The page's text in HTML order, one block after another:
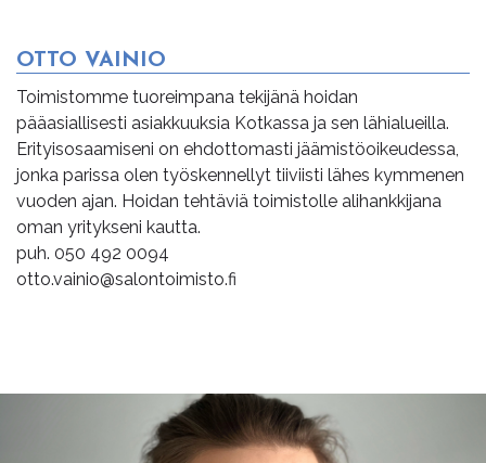
OTTO VAINIO
Toimistomme tuoreimpana tekijänä hoidan
pääasiallisesti asiakkuuksia Kotkassa ja sen lähialueilla.
Erityisosaamiseni on ehdottomasti jäämistöoikeudessa,
jonka parissa olen työskennellyt tiiviisti lähes kymmenen
vuoden ajan. Hoidan tehtäviä toimistolle alihankkijana
oman yritykseni kautta.
puh. 050 492 0094
otto.vainio@salontoimisto.fi